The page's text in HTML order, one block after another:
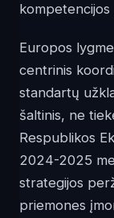
kompetencijos
Europos
centrinis
standartų
šaltinis, ne
Respublikos
2024-2025
strategijos
priemones